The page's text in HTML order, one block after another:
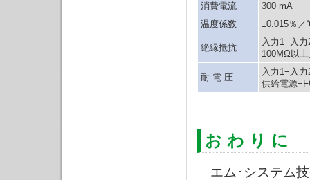
消費電流
300 mA
温度係数
±0.015％
絶縁抵抗
入力1−入
100MΩ以
耐 電 圧
入力1−入
供給電源
お わ り に
エム･システム技